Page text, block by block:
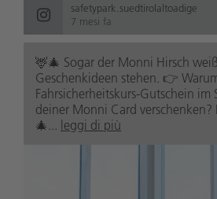
safetypark.suedtirolaltoadige
7 mesi fa
🦌🎄 Sogar der Monni Hirsch
Geschenkideen stehen. 👉
Fahrsicherheitskurs-Gutschein im
deiner Monni Card
🎄... leggi di più